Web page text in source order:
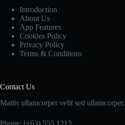
Introduction
About Us
App Features
Cookies Policy
Privacy Policy
Terms & Conditions
Contact Us
Mattis ullamcorper velit sed ullamcorper.
Phone: (+63) 555 1212